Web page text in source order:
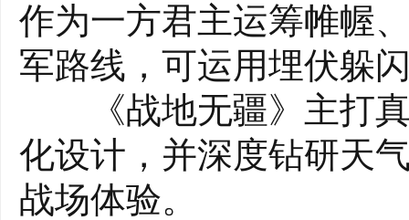
作为一方君主运筹帷幄
军路线，可运用埋伏躲
《战地无疆》主打真
化设计，并深度钻研天
战场体验。